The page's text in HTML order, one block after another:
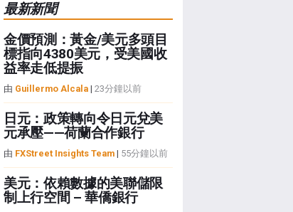
最新新聞
金價預測：黃金/美元多頭目
標指向4380美元，受美國收
益率走低提振
由 Guillermo Alcala| 23分鐘以前
日元：政策轉向令日元兌美
元承壓——荷蘭合作銀行
由 FXStreet Insights Team| 55分鐘以前
美元：依賴數據的美聯儲限
制上行空間 – 華僑銀行